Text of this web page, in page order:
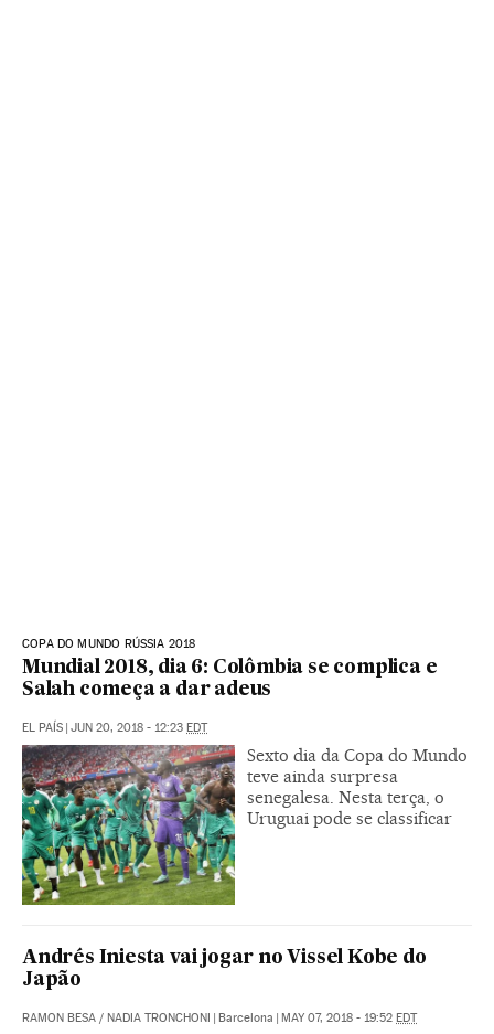
COPA DO MUNDO RÚSSIA 2018
Mundial 2018, dia 6: Colômbia se complica e
Salah começa a dar adeus
EL PAÍS JUN 20, 2018 - 12:23 EDT
Sexto dia da Copa do Mundo
teve ainda surpresa
senegalesa. Nesta terça, o
Uruguai pode se classificar
Andrés Iniesta vai jogar no Vissel Kobe do
Japão
RAMON BESA / NADIA TRONCHONI Barcelona MAY 07, 2018 - 19:52 EDT